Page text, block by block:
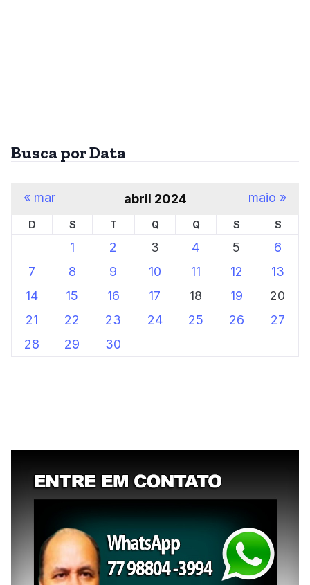
Busca por Data
abril 2024
D S T Q Q S S
1 2 3 4 5
6
7
8 9 10 11 12
13
14
15 16 17 18 19
20
21
22 23 24 25 26
27
28
29 30
« mar maio »